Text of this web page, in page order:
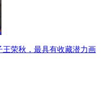
荣秋，最具有收藏潜力画